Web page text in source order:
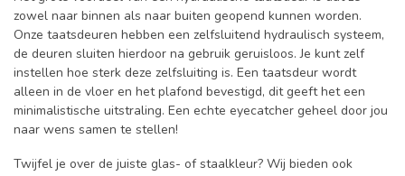
zowel naar binnen als naar buiten geopend kunnen worden.
Onze taatsdeuren hebben een zelfsluitend hydraulisch systeem,
de deuren sluiten hierdoor na gebruik geruisloos. Je kunt zelf
instellen hoe sterk deze zelfsluiting is. Een taatsdeur wordt
alleen in de vloer en het plafond bevestigd, dit geeft het een
minimalistische uitstraling. Een echte eyecatcher geheel door jou
naar wens samen te stellen!
Twijfel je over de juiste glas- of staalkleur? Wij bieden ook